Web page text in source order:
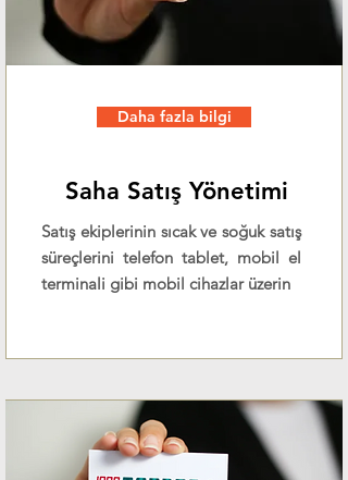
Daha fazla bilgi
Saha Satış Yönetimi
Satış ekiplerinin sıcak ve soğuk satış
süreçlerini telefon tablet, mobil el
terminali gibi mobil cihazlar üzerin